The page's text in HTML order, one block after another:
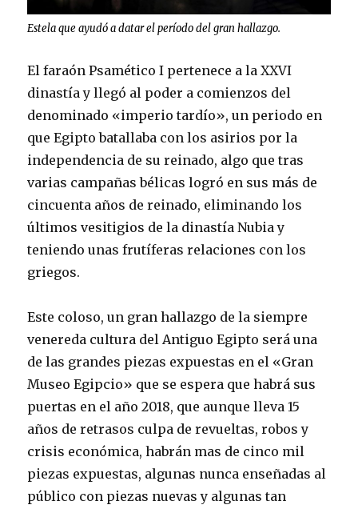
Estela que ayudó a datar el período del gran hallazgo.
El faraón Psamético I pertenece a la XXVI
dinastía y llegó al poder a comienzos del
denominado «imperio tardío», un periodo en
que Egipto batallaba con los asirios por la
independencia de su reinado, algo que tras
varias campañas bélicas logró en sus más de
cincuenta años de reinado, eliminando los
últimos vesitigios de la dinastía Nubia y
teniendo unas frutíferas relaciones con los
griegos.
Este coloso, un gran hallazgo de la siempre
venereda cultura del Antiguo Egipto será una
de las grandes piezas expuestas en el «Gran
Museo Egipcio» que se espera que habrá sus
puertas en el año 2018, que aunque lleva 15
años de retrasos culpa de revueltas, robos y
crisis económica, habrán mas de cinco mil
piezas expuestas, algunas nunca enseñadas al
público con piezas nuevas y algunas tan